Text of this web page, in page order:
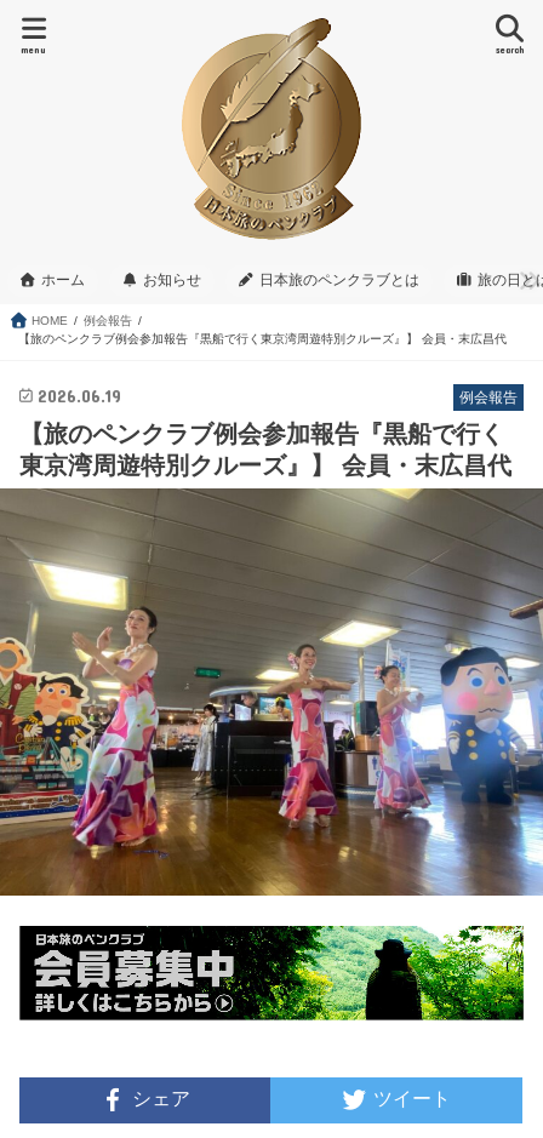
search
menu
ホーム お知らせ 日本旅のペンクラブとは 旅の日と
HOME
例会報告
【旅のペンクラブ例会参加報告『黒船で行く東京湾周遊特別クルーズ』】 会員・末広昌代
例会報告
2026.06.19
【旅のペンクラブ例会参加報告『黒船で行く
東京湾周遊特別クルーズ』】 会員・末広昌代
シェア ツイート